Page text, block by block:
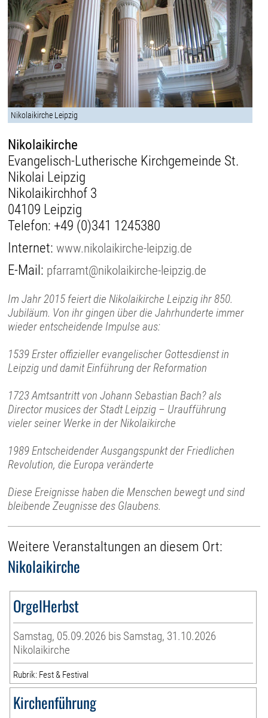
Nikolaikirche Leipzig
Nikolaikirche
Evangelisch-Lutherische Kirchgemeinde St.
Nikolai Leipzig
Nikolaikirchhof 3
04109 Leipzig
Telefon: +49 (0)341 1245380
Internet:www.nikolaikirche-leipzig.de
E-Mail: pfarramt@nikolaikirche-leipzig.de
Im Jahr 2015 feiert die Nikolaikirche Leipzig ihr 850.
Jubiläum. Von ihr gingen über die Jahrhunderte immer
wieder entscheidende Impulse aus:
1539 Erster offizieller evangelischer Gottesdienst in
Leipzig und damit Einführung der Reformation
1723 Amtsantritt von Johann Sebastian Bach? als
Director musices der Stadt Leipzig – Uraufführung
vieler seiner Werke in der Nikolaikirche
1989 Entscheidender Ausgangspunkt der Friedlichen
Revolution, die Europa veränderte
Diese Ereignisse haben die Menschen bewegt und sind
bleibende Zeugnisse des Glaubens.
Weitere Veranstaltungen an diesem Ort:
Nikolaikirche
OrgelHerbst
Samstag, 05.09.2026 bis Samstag, 31.10.2026
Nikolaikirche
Rubrik: Fest & Festival
Kirchenführung